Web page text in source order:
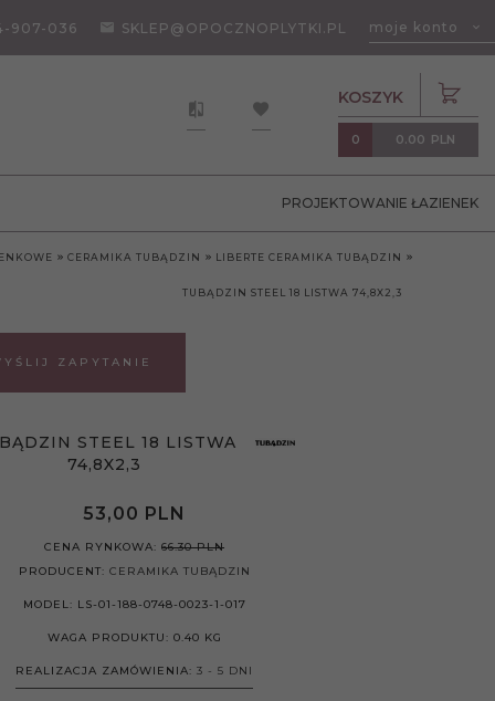
907-036 SKLEP@OPOCZNOPLYTKI.PL moje konto
KOSZYK
0 0.00 PLN
PROJEKTOWANIE ŁAZIENEK
CERAMIKA TUBĄDZIN LIBERTE CERAMIKA TUBĄDZIN
TUBĄDZIN STEEL 18 LISTWA 74,8X2,3
ZAPYTANIE
STEEL 18 LISTWA
74,8X2,3
53,00 PLN
CENA RYNKOWA:66.30 PLN
PRODUCENT: CERAMIKA TUBĄDZIN
MODEL: LS-01-188-0748-0023-1-017
WAGA PRODUKTU: 0.40 KG
REALIZACJA ZAMÓWIENIA:3 - 5 DNI